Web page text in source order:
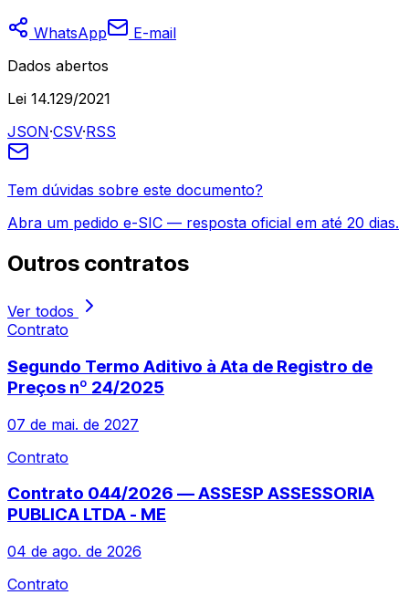
WhatsApp
E-mail
Dados abertos
Lei 14.129/2021
JSON·CSV·RSS
Tem dúvidas sobre este documento?
Abra um pedido e-SIC — resposta oficial em até 20 dias.
Outros contratos
Ver todos
Contrato
Segundo Termo Aditivo à Ata de Registro de
Preços nº 24/2025
07 de mai. de 2027
Contrato
Contrato 044/2026 — ASSESP ASSESSORIA
PUBLICA LTDA - ME
04 de ago. de 2026
Contrato